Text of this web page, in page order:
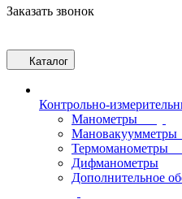
Заказать звонок
Каталог
Контрольно-
Манометры
Мановакуумметры
Термоманометры
Дифманометры
Дополнительное